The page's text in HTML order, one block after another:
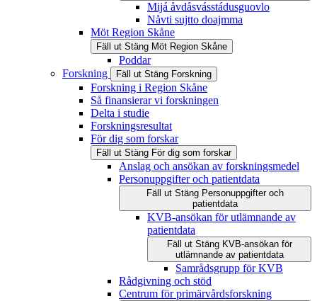
Mijá åvdåsvásstádusguovlo
Nåvti sujtto doajmma
Möt Region Skåne
Fäll ut Stäng Möt Region Skåne
Poddar
Forskning
Fäll ut Stäng Forskning
Forskning i Region Skåne
Så finansierar vi forskningen
Delta i studie
Forskningsresultat
För dig som forskar
Fäll ut Stäng För dig som forskar
Anslag och ansökan av forskningsmedel
Personuppgifter och patientdata
Fäll ut Stäng Personuppgifter och
patientdata
KVB-ansökan för utlämnande av
patientdata
Fäll ut Stäng KVB-ansökan för
utlämnande av patientdata
Samrådsgrupp för KVB
Rådgivning och stöd
Centrum för primärvårdsforskning